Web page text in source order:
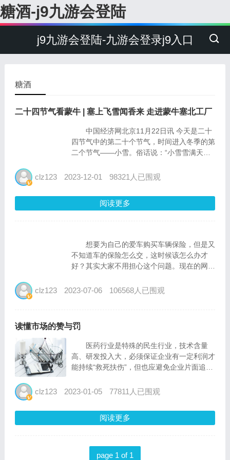
糖酒-j9九游会登陆
j9九游会登陆-九游会登录j9入口
糖酒
二十四节气看蒙牛 | 塞上飞雪闻香来 走进蒙牛塞北工厂
中国经济网北京11月22日讯 今天是二十
四节气中的第二十个节气，时间进入冬季的第
二个节气――小雪。俗话说：“小雪雪满天，
云游蒙牛塞北工厂，感受一下冬日里的塞上飞
塞北管理...
clz123 2023-12-01 98321人已围观
阅读更多
想要为自己的爱车购买车辆保险，但是又
不知道车的保险怎么交，这时候该怎么办才
好？其实大家不用担心这个问题。现在的网络
不少的便利。很多汽车保险公司都有和第三方
clz123 2023-07-06 106568人已围观
读懂市场的赞与罚
医药行业是特殊的民生行业，技术含量
高、研发投入大，必须保证企业有一定利润才
能持续“救死扶伤”，但也应避免企业片面追求
心和监管智慧。患者能买到相对低价的药，不
秩序。强化反垄断执法...
clz123 2023-01-05 77811人已围观
阅读更多
page 1 of 1